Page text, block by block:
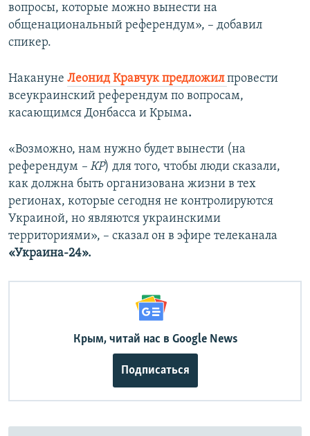
вопросы, которые можно вынести на
общенациональный референдум», – добавил
спикер.
Накануне Леонид Кравчук предложилпровести
всеукраинский референдум по вопросам,
касающимся Донбасса и Крыма.
«Возможно, нам нужно будет вынести (на
референдум – КР) для того, чтобы люди сказали,
как должна быть организована жизни в тех
регионах, которые сегодня не контролируются
Украиной, но являются украинскими
территориями», – сказал он в эфире телеканала
«Украина-24».
Крым, читай нас в Google News
Подписаться